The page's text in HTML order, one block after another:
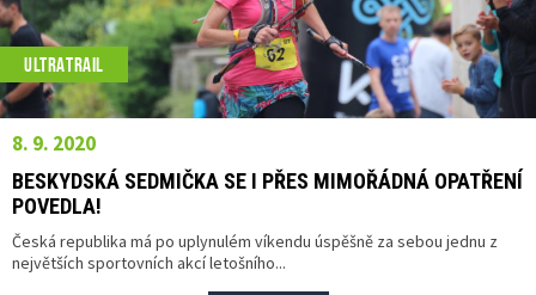
ULTRATRAIL
8. 9. 2020
BESKYDSKÁ SEDMIČKA SE I PŘES MIMOŘÁDNÁ OPATŘENÍ
POVEDLA!
Česká republika má po uplynulém víkendu úspěšně za sebou jednu z
největších sportovních akcí letošního...